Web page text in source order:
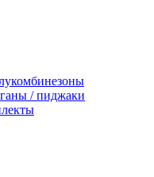
/ пиджаки